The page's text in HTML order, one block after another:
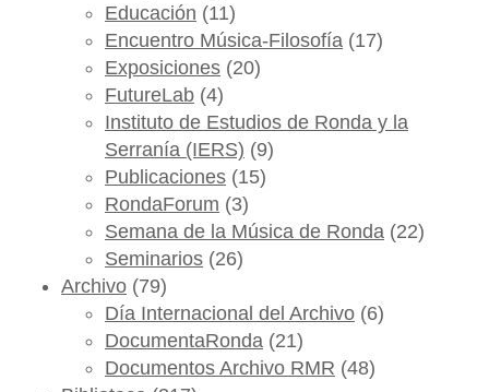
Educación (11)
Encuentro Música-Filosofía (17)
Exposiciones (20)
FutureLab (4)
Instituto de Estudios de Ronda y la
Serranía (IERS) (9)
Publicaciones (15)
RondaForum (3)
Semana de la Música de Ronda (22)
Seminarios (26)
Archivo (79)
Día Internacional del Archivo (6)
DocumentaRonda (21)
Documentos Archivo RMR (48)